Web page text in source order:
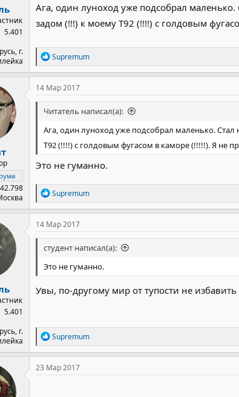
5.401
г.
Ага, один луноход уже подсобрал маленько.
задом (!!!) к моему Т92 (!!!!) с голдовым
Р
е
а
к
и
Supremum
42.798
14 Мар 2017
Читатель написал(а):
Ага, один луноход уже подсобрал маленько. Стал
Т92 (!!!!) с голдовым фугасом в каморе (!!!!!). Я не
Это не гуманно.
Р
е
а
к
и
Supremum
5.401
г.
14 Мар 2017
студент написал(а):
Это не гуманно.
Увы, по-другому мир от тупости не избавить
Р
е
а
к
Supremum
23 Мар 2017